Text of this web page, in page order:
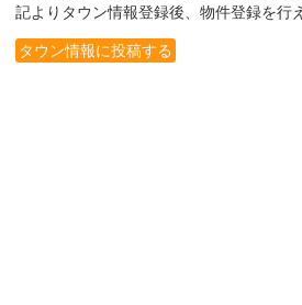
記よりタウン情報登録後、物件登録を行
タウン情報に投稿する